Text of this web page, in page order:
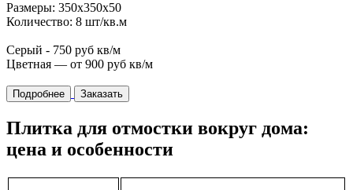
Размеры: 350x350x50
Количество: 8 шт/кв.м
Серый - 750 руб кв/м
Цветная — от 900 руб кв/м
Подробнее Заказать
Плитка для отмостки вокруг дома:
цена и особенности